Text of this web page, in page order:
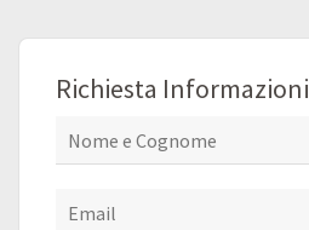
Richiesta Informazioni